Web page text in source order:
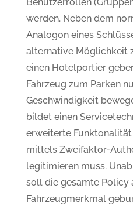
werden. Neben dem
Analogon eines
alternative Möglichkeit
einen Hotelportier
Fahrzeug zum Parken
Geschwindigkeit
bildet einen
erweiterte
mittels Zweifaktor-
legitimieren muss.
soll die gesamte Policy
Fahrzeugmerkmal